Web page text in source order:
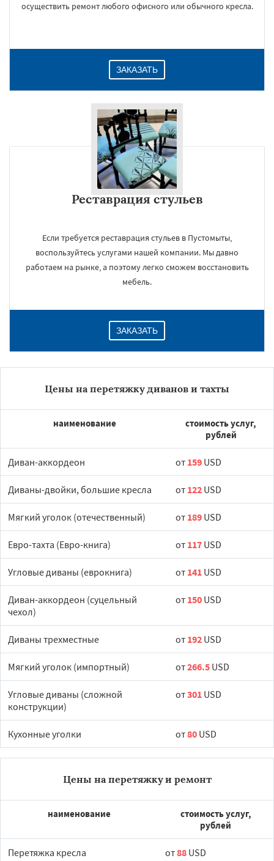
осуществить ремонт любого офисного или обычного кресла.
ЗАКАЗАТЬ
Реставрация стульев
Если требуется реставрация стульев в Пустомыты,
воспользуйтесь услугами нашей компании. Мы давно
работаем на рынке, а поэтому легко сможем восстановить
мебель.
ЗАКАЗАТЬ
Цены на перетяжку диванов и тахты
наименование
стоимость услуг,
рублей
Диван-аккордеон от 159 USD
Диваны-двойки, большие кресла от 122 USD
Мягкий уголок (отечественный) от 189 USD
Евро-тахта (Евро-книга) от 117 USD
Угловые диваны (еврокнига) от 141 USD
Диван-аккордеон (суцельный
чехол)
от 150 USD
Диваны трехместные от 192 USD
Мягкий уголок (импортный) от266.5 USD
Угловые диваны (сложной
конструкции)
от301 USD
Кухонные уголки от80 USD
Цены на перетяжку и ремонт
наименование
стоимость услуг,
рублей
Перетяжка кресла от88 USD